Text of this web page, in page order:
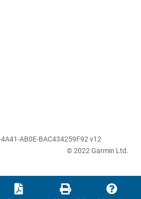
AB0E-BAC434259F92 v12
© 2022 Garmin Ltd.